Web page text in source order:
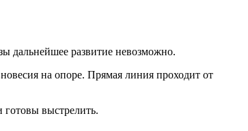
дальнейшее развитие невозможно.
на опоре. Прямая линия проходит от
выстрелить.